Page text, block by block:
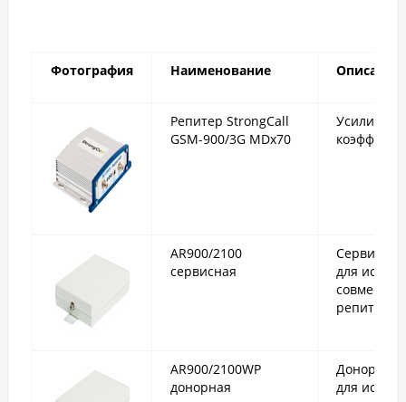
Фотография Наименование Описание
Репитер StrongCall
GSM-900/3G MDx70
Усилитель
AR900/2100
сервисная
для
AR900/2100WP
донорная
Донорная
для